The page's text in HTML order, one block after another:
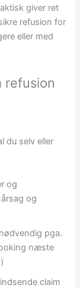
giver ret
refusion for
eller med
refusion
du selv eller
og
og
pga.
næste
claim